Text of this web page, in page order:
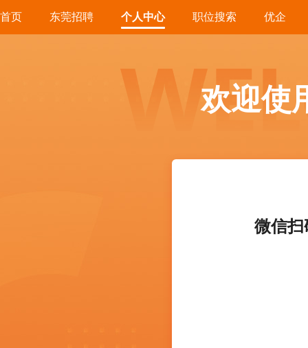
首页 东莞招聘 个人中心 职位搜索 优企
欢迎使
微信扫